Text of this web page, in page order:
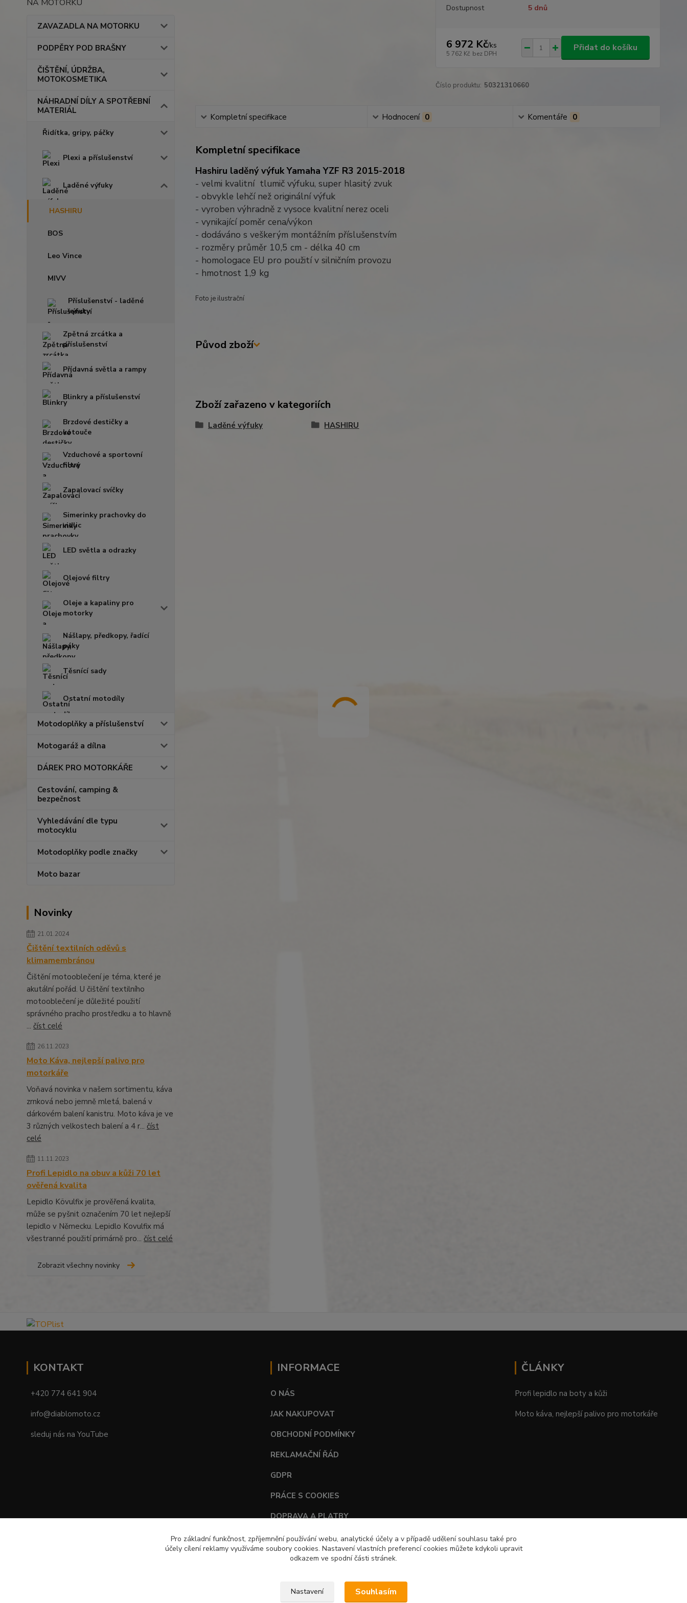
NA MOTORKU
ZAVAZADLA NA MOTORKU
PODPĚRY POD BRAŠNY
ČIŠTĚNÍ, ÚDRŽBA,
MOTOKOSMETIKA
NÁHRADNÍ DÍLY A SPOTŘEBNÍ
MATERIÁL
Řidítka, gripy, páčky
Plexi a příslušenství
Laděné výfuky
HASHIRU
BOS
Leo Vince
MIVV
Příslušenství - laděné
výfuky
Zpětná zrcátka a
příslušenství
Přídavná světla a rampy
Blinkry a příslušenství
Brzdové destičky a
kotouče
Vzduchové a sportovní
filtry
Zapalovací svíčky
Simerinky prachovky do
vidlic
LED světla a odrazky
Olejové filtry
Oleje a kapaliny pro
motorky
Nášlapy, předkopy, řadící
páky
Těsnící sady
Ostatní motodíly
Motodoplňky a příslušenství
Motogaráž a dílna
DÁREK PRO MOTORKÁŘE
Cestování, camping &
bezpečnost
Vyhledávání dle typu
motocyklu
Motodoplňky podle značky
Moto bazar
Novinky
21.01.2024
Čištění textilních oděvů s
klimamembránou
Čištění motooblečení je téma, které je
akutální pořád. U čištění textilního
motooblečení je důležité použití
správného pracího prostředku a to hlavně
... číst celé
26.11.2023
Moto Káva, nejlepší palivo pro
motorkáře
Voňavá novinka v našem sortimentu, káva
zrnková nebo jemně mletá, balená v
dárkovém balení kanistru. Moto káva je ve
3 různých velkostech balení a 4 r... číst
celé
11.11.2023
Profi Lepidlo na obuv a kůži 70 let
ověřená kvalita
Lepidlo Kövulfix je prověřená kvalita,
může se pyšnit označením 70 let nejlepší
lepidlo v Německu. Lepidlo Kovulfix má
všestranné použití primárně pro... číst celé
Zobrazit všechny novinky
Dostupnost 5 dnů
6 972 Kč/ks
5 762 Kč bez DPH
Přidat do košíku
Číslo produktu: 50321310660
Kompletní specifikace Hodnocení 0 Komentáře 0
Kompletní specifikace
Hashiru laděný výfuk Yamaha YZF R3 2015-2018
- velmi kvalitní tlumič výfuku, super hlasitý zvuk
- obvykle lehčí než originální výfuk
- vyroben výhradně z vysoce kvalitní nerez oceli
- vynikající poměr cena/výkon
- dodáváno s veškerým montážním příslušenstvím
- rozměry průměr 10,5 cm - délka 40 cm
- homologace EU pro použití v silničním provozu
- hmotnost 1,9 kg
Foto je ilustrační
Původ zboží
Zboží zařazeno v kategoriích
Laděné výfuky HASHIRU
KONTAKT
+420 774 641 904
info@diablomoto.cz
sleduj nás na YouTube
INFORMACE
O NÁS
JAK NAKUPOVAT
OBCHODNÍ PODMÍNKY
REKLAMAČNÍ ŘÁD
GDPR
PRÁCE S COOKIES
DOPRAVA A PLATBY
TABULKY VELIKOSTÍ
ČLÁNKY
Profi lepidlo na boty a kůži
Moto káva, nejlepší palivo pro motorkáře
Pro základní funkčnost, zpříjemnění používání webu, analytické účely a v případě udělení souhlasu také pro
účely cílení reklamy využíváme soubory cookies. Nastavení vlastních preferencí cookies můžete kdykoli upravit
odkazem ve spodní části stránek.
Nastavení Souhlasím